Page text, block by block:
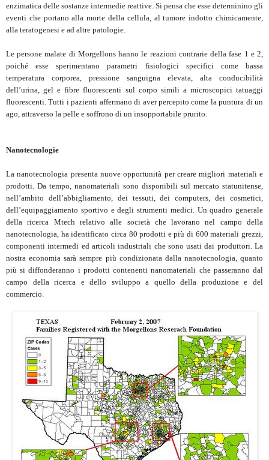
enzimatica delle sostanze intermedie reattive. Si pensa che esse determinino gli
eventi che portano alla morte della cellula, al tumore indotto chimicamente,
alla teratogenesi e ad altre patologie.
Le persone malate di Morgellons hanno le reazioni contrarie della fase 1 e 2,
poiché esse sperimentano parametri fisiologici specifici come bassa
temperatura corporea, pressione sanguigna elevata, alta conducibilità
dell’urina, gel e fibre fluorescenti sul corpo simili a microscopici tatuaggi
fluorescenti. Tutti i pazienti affermano di aver percepito come la puntura di un
ago, attraverso la pelle e soffrono di un insopportabile prurito.
Nanotecnologie
La nanotecnologia presenta nuove opportunità per creare migliori materiali e
prodotti. Da tempo, nanomateriali sono disponibili sul mercato statunitense,
nell’ambito dell’abbigliamento, dei tessuti, dei computers, dei cosmetici,
dell’equipaggiamento sportivo e degli strumenti medici. Un quadro generale
della ricerca Mtech relativo alle società che lavorano nel campo della
nanotecnologia, ha identificato circa 80 prodotti e più di 600 materiali grezzi,
componenti intermedi ed articoli industriali che sono usati dai produttori. La
nostra economia sarà sempre più condizionata dalla nanotecnologia, quanto
più si diffonderanno i prodotti contenenti nanomateriali che passeranno dal
campo della ricerca e dello sviluppo a quello della produzione e del
commercio.